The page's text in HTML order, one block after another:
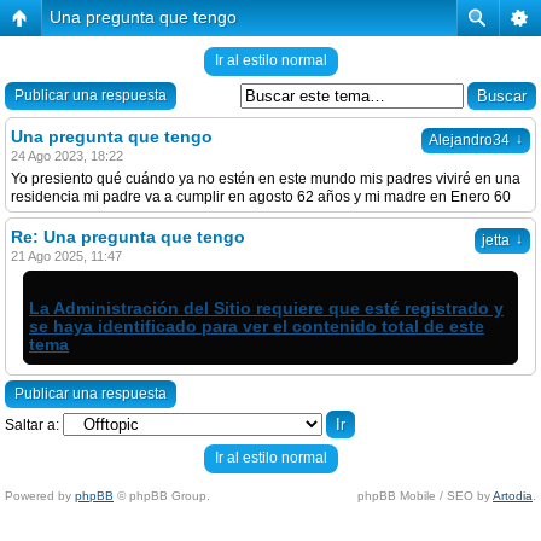
Una pregunta que tengo
Ir al estilo normal
Publicar una respuesta
Alejandro34 ↓
Una pregunta que tengo
24 Ago 2023, 18:22
Yo presiento qué cuándo ya no estén en este mundo mis padres viviré en una
residencia mi padre va a cumplir en agosto 62 años y mi madre en Enero 60
jetta ↓
Re: Una pregunta que tengo
21 Ago 2025, 11:47
La Administración del Sitio requiere que esté registrado y
se haya identificado para ver el contenido total de este
tema
Publicar una respuesta
Saltar a:
Ir al estilo normal
Powered by phpBB © phpBB Group. phpBB Mobile / SEO byArtodia